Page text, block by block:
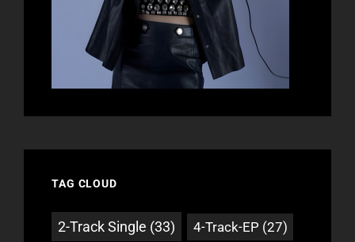
TAG CLOUD
2-Track Single (33) 4-Track-EP (27)